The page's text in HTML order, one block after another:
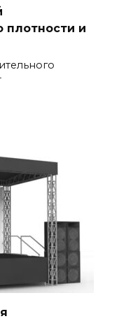
плотности и